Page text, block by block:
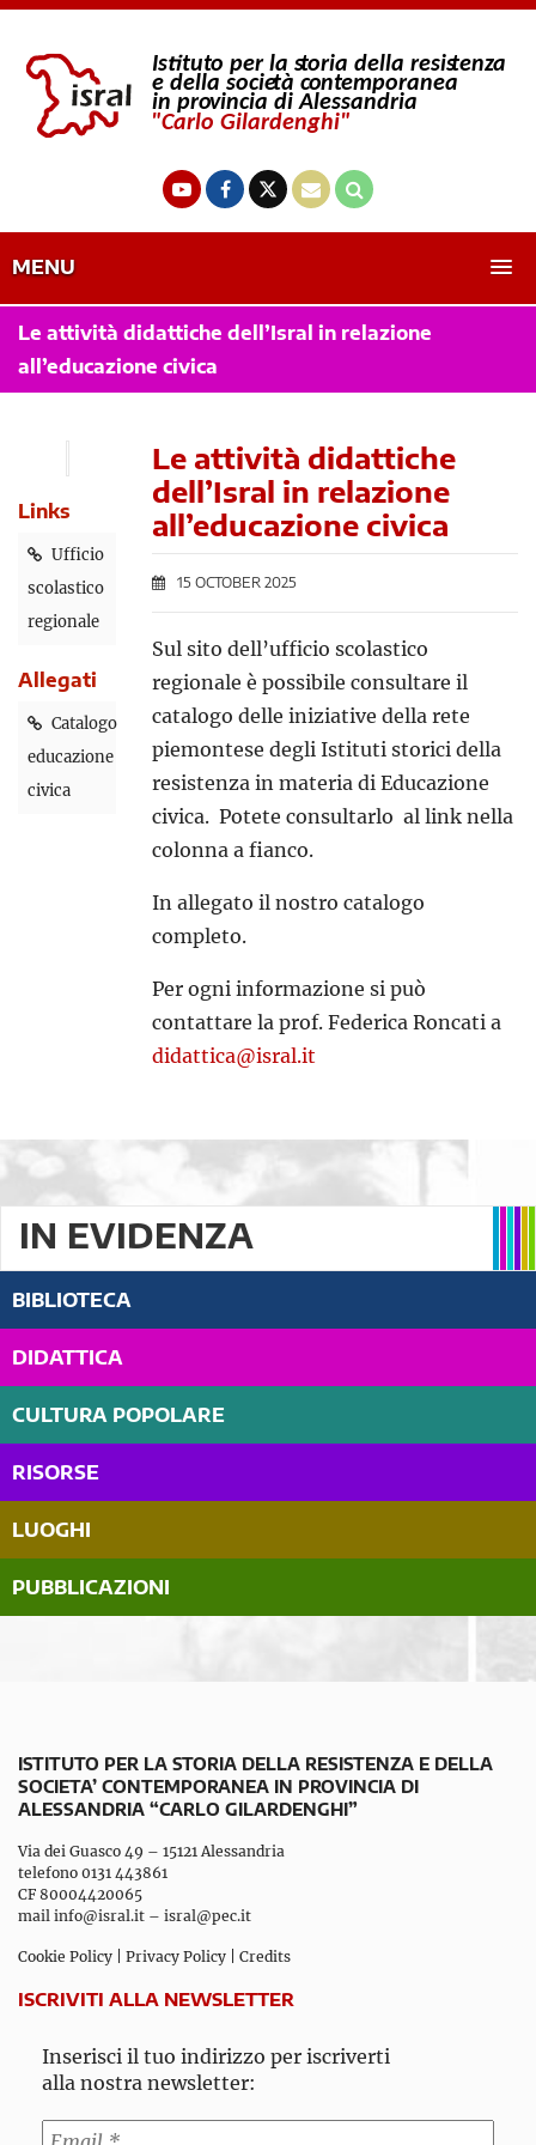
MENU
Le attività didattiche dell’Isral in relazione
all’educazione civica
Links
Ufficio
scolastico
regionale
Allegati
Catalogo
educazione
civica
Le attività didattiche
dell’Isral in relazione
all’educazione civica
15 OCTOBER 2025
Sul sito dell’ufficio scolastico
regionale è possibile consultare il
catalogo delle iniziative della rete
piemontese degli Istituti storici della
resistenza in materia di Educazione
civica. Potete consultarlo al link nella
colonna a fianco.
In allegato il nostro catalogo
completo.
Per ogni informazione si può
contattare la prof. Federica Roncati a
didattica@isral.it
IN EVIDENZA
BIBLIOTECA
DIDATTICA
CULTURA POPOLARE
RISORSE
LUOGHI
PUBBLICAZIONI
ISTITUTO PER LA STORIA DELLA RESISTENZA E DELLA
SOCIETA’ CONTEMPORANEA IN PROVINCIA DI
ALESSANDRIA “CARLO GILARDENGHI”
Via dei Guasco 49 – 15121 Alessandria
telefono 0131 443861
CF 80004420065
mail info@isral.it – isral@pec.it
Cookie Policy Privacy Policy Credits
ISCRIVITI ALLA NEWSLETTER
Inserisci il tuo indirizzo per iscriverti
alla nostra newsletter: